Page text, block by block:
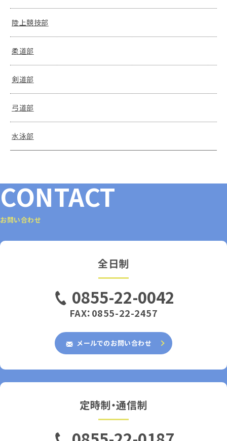
陸上競技部
柔道部
剣道部
弓道部
水泳部
CONTACT
お問い合わせ
全日制
0855-22-0042
FAX：0855-22-2457
メールでのお問い合わせ
定時制・通信制